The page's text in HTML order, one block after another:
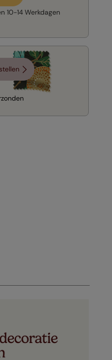
10-14 Werkdagen